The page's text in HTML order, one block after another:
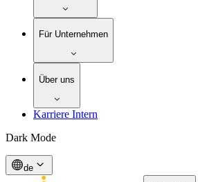
Für Unternehmen
Über uns
Karriere Intern
Dark Mode
de